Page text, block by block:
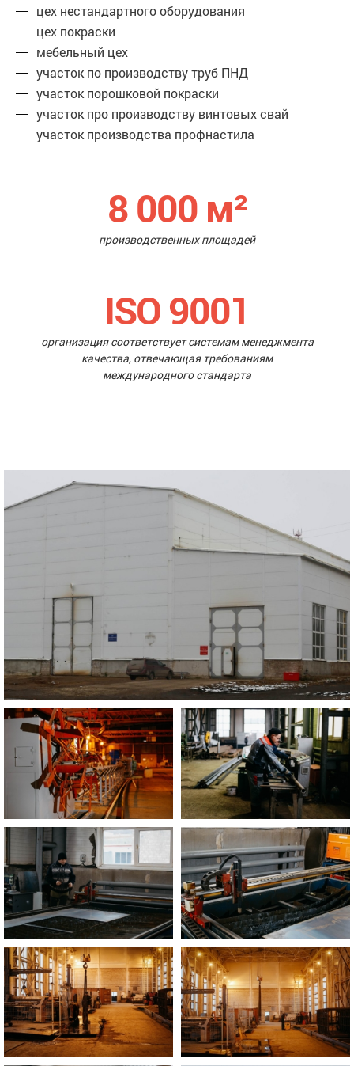
цех нестандартного оборудования
цех покраски
мебельный цех
участок по производству труб ПНД
участок порошковой покраски
участок про производству винтовых свай
участок производства профнастила
8 000 м²
производственных площадей
ISO 9001
организация соответствует системам менеджмента
качества, отвечающая требованиям
международного стандарта